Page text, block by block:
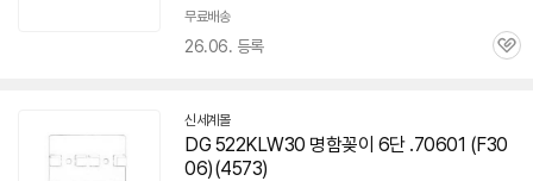
무료배송
26.06. 등록
관
신세계몰
DG 522KLW30 명함꽂이 6단 .70601 (F30
06)(4573)